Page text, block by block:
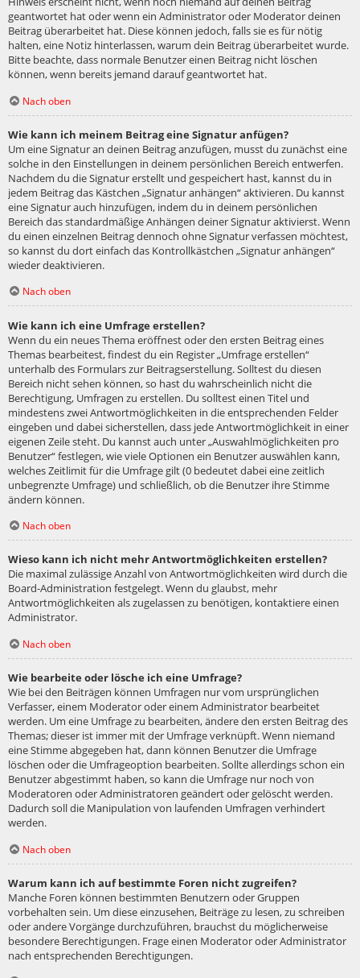
geantwortet hat oder wenn ein Administrator oder Moderator deinen
Beitrag überarbeitet hat. Diese können jedoch, falls sie es für nötig
halten, eine Notiz hinterlassen, warum dein Beitrag überarbeitet wurde.
Bitte beachte, dass normale Benutzer einen Beitrag nicht löschen
können, wenn bereits jemand darauf geantwortet hat.
Nach oben
Wie kann ich meinem Beitrag eine Signatur anfügen?
Um eine Signatur an deinen Beitrag anzufügen, musst du zunächst eine
solche in den Einstellungen in deinem persönlichen Bereich entwerfen.
Nachdem du die Signatur erstellt und gespeichert hast, kannst du in
jedem Beitrag das Kästchen „Signatur anhängen“ aktivieren. Du kannst
eine Signatur auch hinzufügen, indem du in deinem persönlichen
Bereich das standardmäßige Anhängen deiner Signatur aktivierst. Wenn
du einen einzelnen Beitrag dennoch ohne Signatur verfassen möchtest,
so kannst du dort einfach das Kontrollkästchen „Signatur anhängen“
wieder deaktivieren.
Nach oben
Wie kann ich eine Umfrage erstellen?
Wenn du ein neues Thema eröffnest oder den ersten Beitrag eines
Themas bearbeitest, findest du ein Register „Umfrage erstellen“
unterhalb des Formulars zur Beitragserstellung. Solltest du diesen
Bereich nicht sehen können, so hast du wahrscheinlich nicht die
Berechtigung, Umfragen zu erstellen. Du solltest einen Titel und
mindestens zwei Antwortmöglichkeiten in die entsprechenden Felder
eingeben und dabei sicherstellen, dass jede Antwortmöglichkeit in einer
eigenen Zeile steht. Du kannst auch unter „Auswahlmöglichkeiten pro
Benutzer“ festlegen, wie viele Optionen ein Benutzer auswählen kann,
welches Zeitlimit für die Umfrage gilt (0 bedeutet dabei eine zeitlich
unbegrenzte Umfrage) und schließlich, ob die Benutzer ihre Stimme
ändern können.
Nach oben
Wieso kann ich nicht mehr Antwortmöglichkeiten erstellen?
Die maximal zulässige Anzahl von Antwortmöglichkeiten wird durch die
Board-Administration festgelegt. Wenn du glaubst, mehr
Antwortmöglichkeiten als zugelassen zu benötigen, kontaktiere einen
Administrator.
Nach oben
Wie bearbeite oder lösche ich eine Umfrage?
Wie bei den Beiträgen können Umfragen nur vom ursprünglichen
Verfasser, einem Moderator oder einem Administrator bearbeitet
werden. Um eine Umfrage zu bearbeiten, ändere den ersten Beitrag des
Themas; dieser ist immer mit der Umfrage verknüpft. Wenn niemand
eine Stimme abgegeben hat, dann können Benutzer die Umfrage
löschen oder die Umfrageoption bearbeiten. Sollte allerdings schon ein
Benutzer abgestimmt haben, so kann die Umfrage nur noch von
Moderatoren oder Administratoren geändert oder gelöscht werden.
Dadurch soll die Manipulation von laufenden Umfragen verhindert
werden.
Nach oben
Warum kann ich auf bestimmte Foren nicht zugreifen?
Manche Foren können bestimmten Benutzern oder Gruppen
vorbehalten sein. Um diese einzusehen, Beiträge zu lesen, zu schreiben
oder andere Vorgänge durchzuführen, brauchst du möglicherweise
besondere Berechtigungen. Frage einen Moderator oder Administrator
nach entsprechenden Berechtigungen.